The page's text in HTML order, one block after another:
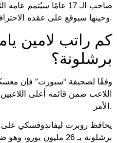
صاحب الـ 17 عامًا
وحينها سيوقع على عقده الاحترافي الأول براتب ضخم للغاية.
كم راتب لامين
برشلونة؟
وفقًا لصحيفة “سبورت” فإن
اللاعب ضمن قائمة أعلى
الأمر.
يحافظ روبرت ليفاندوفسكي على